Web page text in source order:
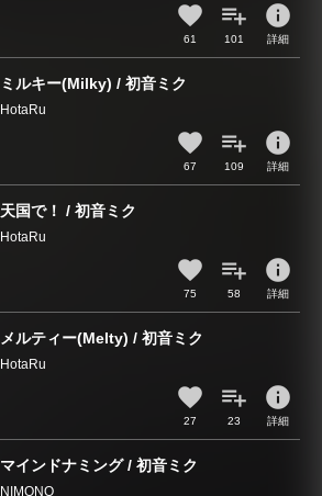
61 101
info
詳細
ミルキー(Milky) / 初音ミク
HotaRu
67 109
info
詳細
天国で！ / 初音ミク
HotaRu
75 58
info
詳細
メルティー(Melty) / 初音ミク
HotaRu
27 23
info
詳細
マインドナミング / 初音ミク
NIMONO